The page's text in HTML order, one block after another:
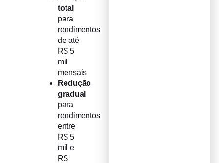
total
para
rendimentos
de até
R$ 5
mil
mensais
Redução
gradual
para
rendimentos
entre
R$ 5
mil e
R$